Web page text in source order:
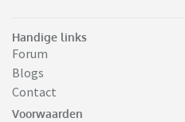
Handige links
Forum
Blogs
Contact
Voorwaarden